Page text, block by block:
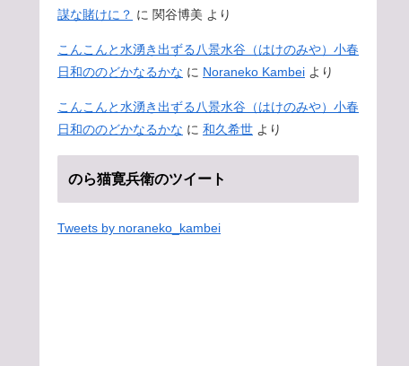
謀な賭けに？ に 関谷博美 より
こんこんと水湧き出ずる八景水谷（はけのみや）小春
日和ののどかなるかな に Noraneko Kambei より
こんこんと水湧き出ずる八景水谷（はけのみや）小春
日和ののどかなるかな に 和久希世 より
のら猫寛兵衛のツイート
Tweets by noraneko_kambei